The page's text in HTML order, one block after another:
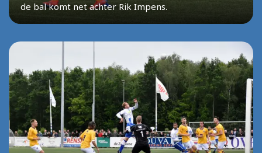
de bal komt net achter Rik Impens.